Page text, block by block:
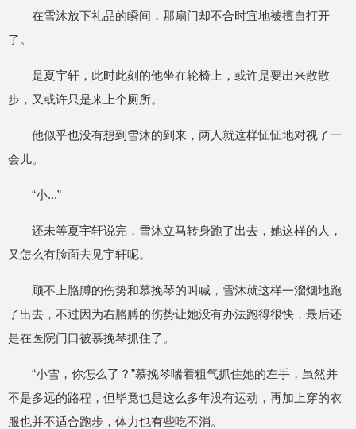
在雪沐放下礼品的瞬间，那扇门却不合时宜地被擅自打开
了。
是夏宇轩，此时此刻的他坐在轮椅上，或许是要出来散散
步，又或许只是来上个厕所。
他似乎也没有想到雪沐的到来，两人就这样怔怔地对视了一
会儿。
“小...”
还未等夏宇轩说完，雪沐立马转身跑了出去，她这样的人，
又怎么有脸面去见宇轩呢。
顾不上胳膊的伤势和慕挽琴的叫喊，雪沐就这样一溜烟地跑
了出去，不过因为右胳膊的伤势让她没有办法跑得很快，最后还
是在医院门口被慕挽琴抓住了。
“小雪，你怎么了？”慕挽琴喘着粗气抓住她的左手，虽然并
不是多远的路程，但毕竟也是这么多年没有运动，再加上穿的衣
服也并不适合跑步，体力也有些吃不消。